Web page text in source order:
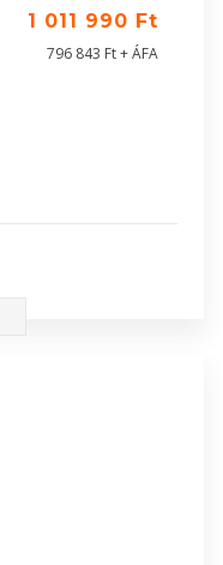
1 011 990 Ft
796 843 Ft + ÁFA